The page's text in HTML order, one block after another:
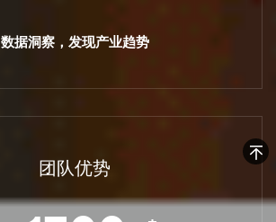
数据洞察，发现产业趋势
团队优势